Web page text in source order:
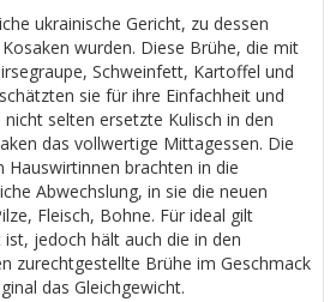
ukrainische Gericht, zu dessen
wurden. Diese Brühe, die mit
Schweinfett, Kartoffel und
sie für ihre Einfachheit und
selten ersetzte Kulisch in den
das vollwertige Mittagessen. Die
Hauswirtinnen brachten in die
Abwechslung, in sie die neuen
Fleisch, Bohne. Für ideal gilt
jedoch hält auch die in den
zurechtgestellte Brühe im Geschmack
das Gleichgewicht.